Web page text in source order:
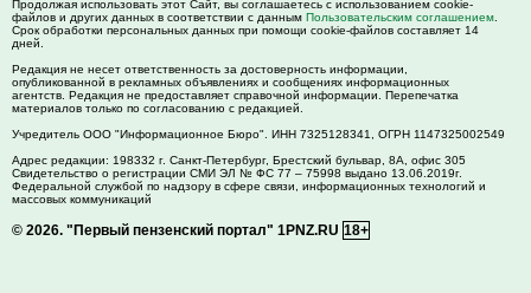
Продолжая использовать этот Сайт, вы соглашаетесь с использованием cookie-
файлов и других данных в соответствии с данным Пользовательским соглашением
Срок обработки персональных данных при помощи cookie-файлов составляет 14
дней.
Редакция не несет ответственность за достоверность информации,
опубликованной в рекламных объявлениях и сообщениях информационных
агентств. Редакция не предоставляет справочной информации. Перепечатка
материалов только по согласованию с редакцией.
Учредитель ООО "Информационное Бюро". ИНН 7325128341, ОГРН 1147325002549
Адрес редакции: 198332 г. Санкт-Петербург, Брестский бульвар, 8А, офис 305
Свидетельство о регистрации СМИ ЭЛ № ФС 77 – 75998 выдано 13.06.2019г.
Федеральной службой по надзору в сфере связи, информационных технологий и
массовых коммуникаций
© 2026. "Первый пензенский портал" 1PNZ.RU 18+